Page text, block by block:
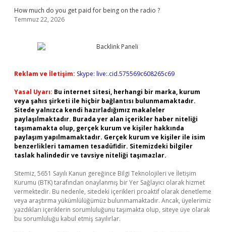
How much do you get paid for being on the radio ?
Temmuz 22, 2026
Reklam ve İletişim: Skype: live:.cid.575569c608265c69
Yasal Uyarı: Bu internet sitesi, herhangi bir marka, kurum
veya şahıs şirketi ile hiçbir bağlantısı bulunmamaktadır.
Sitede yalnızca kendi hazırladığımız makaleler
paylaşılmaktadır. Burada yer alan içerikler haber niteliği
taşımamakta olup, gerçek kurum ve kişiler hakkında
paylaşım yapılmamaktadır. Gerçek kurum ve kişiler ile isim
benzerlikleri tamamen tesadüfidir. Sitemizdeki bilgiler
taslak halindedir ve tavsiye niteliği taşımazlar.
Sitemiz, 5651 Sayılı Kanun gereğince Bilgi Teknolojileri ve İletişim
Kurumu (BTK) tarafından onaylanmış bir Yer Sağlayıcı olarak hizmet
vermektedir. Bu nedenle, sitedeki içerikleri proaktif olarak denetleme
veya araştırma yükümlülüğümüz bulunmamaktadır. Ancak, üyelerimiz
yazdıkları içeriklerin sorumluluğunu taşımakta olup, siteye üye olarak
bu sorumluluğu kabul etmiş sayılırlar.